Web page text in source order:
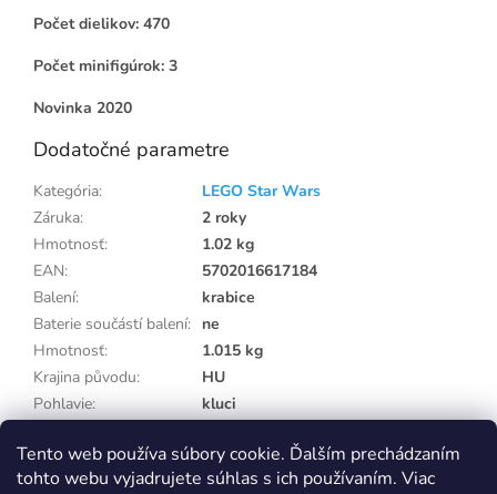
Tento web používa súbory cookie. Ďalším prechádzaním
tohto webu vyjadrujete súhlas s ich používaním. Viac
Počet dielikov: 470
Počet minifigúrok: 3
Novinka 2020
Dodatočné parametre
Kategória:
LEGO Star Wars
Záruka:
2 roky
Hmotnosť:
1.02 kg
EAN:
5702016617184
Balení:
krabice
Baterie součástí balení: ne
Hmotnosť:
1.015 kg
Krajina původu:
HU
Pohlavie:
kluci
Vek od: 9 roků